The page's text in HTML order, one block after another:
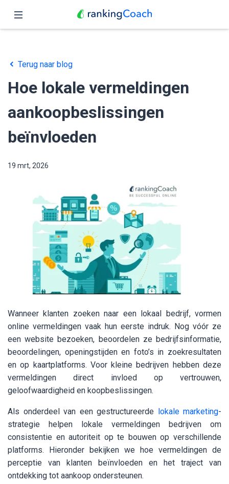
Functies
Prijzen
Partners
Blog
Nederlands
Terug naar blog
Hoe lokale vermeldingen
aankoopbeslissingen
beïnvloeden
19 mrt, 2026
Wanneer klanten zoeken naar een lokaal bedrijf, vormen
online vermeldingen vaak hun eerste indruk. Nog vóór ze
een website bezoeken, beoordelen ze bedrijfsinformatie,
beoordelingen, openingstijden en foto’s in zoekresultaten
en op kaartplatforms. Voor kleine bedrijven hebben deze
vermeldingen direct invloed op vertrouwen,
geloofwaardigheid en koopbeslissingen.
Als onderdeel van een gestructureerde lokale marketing-
strategie helpen lokale vermeldingen bedrijven om
consistentie en autoriteit op te bouwen op verschillende
platforms. Hieronder bekijken we hoe vermeldingen de
perceptie van klanten beïnvloeden en het traject van
ontdekking tot aankoop ondersteunen.